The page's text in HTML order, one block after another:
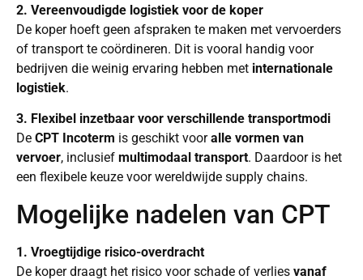
2. Vereenvoudigde logistiek voor de koper
De koper hoeft geen afspraken te maken met vervoerders
of transport te coördineren. Dit is vooral handig voor
bedrijven die weinig ervaring hebben met internationale
logistiek.
3. Flexibel inzetbaar voor verschillende transportmodi
De CPT Incoterm is geschikt vooralle vormen van
vervoer, inclusief multimodaal transport. Daardoor is het
een flexibele keuze voor wereldwijde supply chains.
Mogelijke nadelen van CPT
1. Vroegtijdige risico-overdracht
De koper draagt het risico voor schade of verlies vanaf